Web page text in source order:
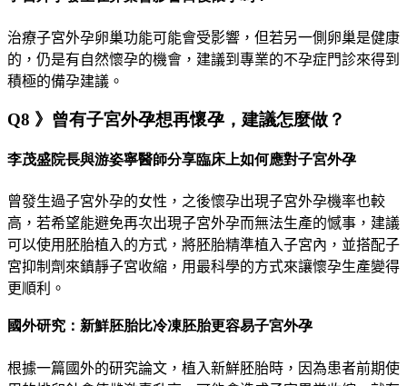
治療子宮外孕卵巢功能可能會受影響，但若另一側卵巢是健康
的，仍是有自然懷孕的機會，建議到專業的不孕症門診來得到
積極的備孕建議。
Q8 》曾有子宮外孕想再懷孕，建議怎麼做？
李茂盛院長與游姿寧醫師分享臨床上如何應對子宮外孕
曾發生過子宮外孕的女性，之後懷孕出現子宮外孕機率也較
高，若希望能避免再次出現子宮外孕而無法生產的憾事，建議
可以使用胚胎植入的方式，將胚胎精準植入子宮內，並搭配子
宮抑制劑來鎮靜子宮收縮，用最科學的方式來讓懷孕生產變得
更順利。
國外研究：新鮮胚胎比冷凍胚胎更容易子宮外孕
根據一篇國外的研究論文，植入新鮮胚胎時，因為患者前期使